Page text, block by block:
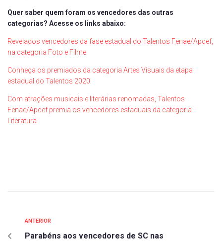
Quer saber quem foram os vencedores das outras
categorias? Acesse os links abaixo:
Revelados vencedores da fase estadual do Talentos Fenae/Apcef,
na categoria Foto e Filme
Conheça os premiados da categoria Artes Visuais da etapa
estadual do Talentos 2020
Com atrações musicais e literárias renomadas, Talentos
Fenae/Apcef premia os vencedores estaduais da categoria
Literatura
ANTERIOR
Parabéns aos vencedores de SC nas